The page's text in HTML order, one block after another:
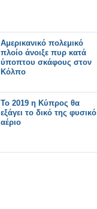
Αμερικανικό πολεμικό
πλοίο άνοιξε πυρ κατά
ύποπτου σκάφους στον
Κόλπο
Το 2019 η Κύπρος θα
εξάγει το δικό της φυσικό
αέριο